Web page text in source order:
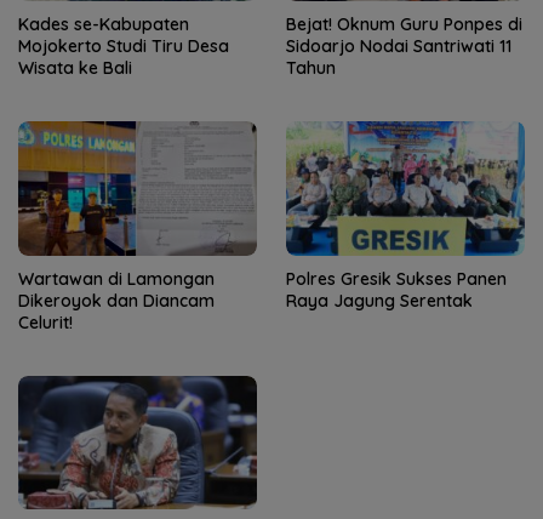
Kades se-Kabupaten
Mojokerto Studi Tiru Desa
Wisata ke Bali
Bejat! Oknum Guru Ponpes di
Sidoarjo Nodai Santriwati 11
Tahun
Wartawan di Lamongan
Dikeroyok dan Diancam
Celurit!
Polres Gresik Sukses Panen
Raya Jagung Serentak